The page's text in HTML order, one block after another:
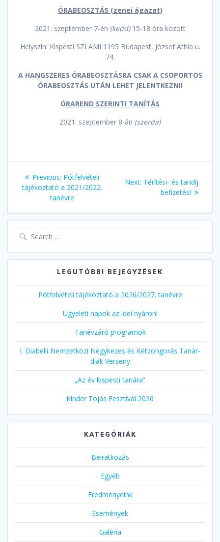
ÓRABEOSZTÁS (zenei ágazat)
2021. szeptember 7-én (kedd)15-18 óra között
Helyszín: Kispesti SZLAMI 1195 Budapest, József Attila u.
74.
A HANGSZERES ÓRABEOSZTÁSRA CSAK A CSOPORTOS
ÓRABEOSZTÁS UTÁN LEHET JELENTKEZNI!
ÓRAREND SZERINTI TANÍTÁS
2021. szeptember 8-án (szerda)
Bejegyzés
navigáció
Previous: Previous
post:
Pótfelvételi
tájékoztató a 2021/2022.
tanévre
Next: Next
Térítési- és tandíj
befizetés!
LEGUTÓBBI BEJEGYZÉSEK
Pótfelvételi tájékoztató a 2026/2027. tanévre
Ügyeleti napok az idei nyáron!
Tanévzáró programok
I. Diabelli Nemzetközi Négykezes és Kétzongorás Tanár-
diák Verseny
„Az év kispesti tanára”
Kinder Tojás Fesztivál 2026
KATEGÓRIÁK
Beiratkozás
Egyéb
Eredményeink
Események
Galéria